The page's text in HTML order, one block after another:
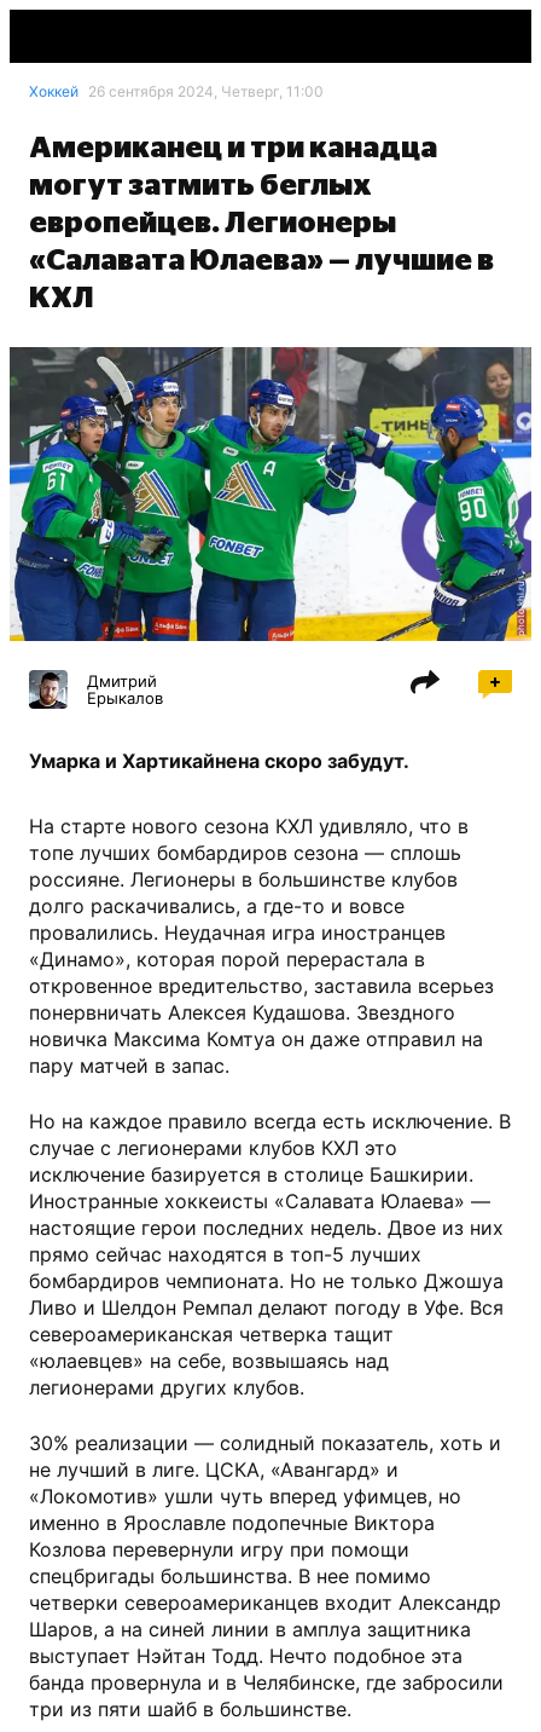
Хоккей 26 сентября 2024, Четверг, 11:00
Американец и три канадца
могут затмить беглых
европейцев. Легионеры
«Салавата Юлаева» — лучшие в
КХЛ
photo.khl.ru
Дмитрий
Ерыкалов
Умарка и Хартикайнена скоро забудут.
На старте нового сезона КХЛ удивляло, что в
топе лучших бомбардиров сезона — сплошь
россияне. Легионеры в большинстве клубов
долго раскачивались, а где-то и вовсе
провалились. Неудачная игра иностранцев
«Динамо», которая порой перерастала в
откровенное вредительство, заставила всерьез
понервничать Алексея Кудашова. Звездного
новичка Максима Комтуа он даже отправил на
пару матчей в запас.
Но на каждое правило всегда есть исключение. В
случае с легионерами клубов КХЛ это
исключение базируется в столице Башкирии.
Иностранные хоккеисты «Салавата Юлаева» —
настоящие герои последних недель. Двое из них
прямо сейчас находятся в топ-5 лучших
бомбардиров чемпионата. Но не только Джошуа
Ливо и Шелдон Ремпал делают погоду в Уфе. Вся
североамериканская четверка тащит
«юлаевцев» на себе, возвышаясь над
легионерами других клубов.
30% реализации — солидный показатель, хоть и
не лучший в лиге. ЦСКА, «Авангард» и
«Локомотив» ушли чуть вперед уфимцев, но
именно в Ярославле подопечные Виктора
Козлова перевернули игру при помощи
спецбригады большинства. В нее помимо
четверки североамериканцев входит Александр
Шаров, а на синей линии в амплуа защитника
выступает Нэйтан Тодд. Нечто подобное эта
банда провернула и в Челябинске, где забросили
три из пяти шайб в большинстве.